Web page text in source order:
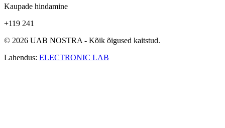
Kaupade hindamine
+119 241
© 2026 UAB NOSTRA - Kõik õigused kaitstud.
Lahendus: ELECTRONIC LAB